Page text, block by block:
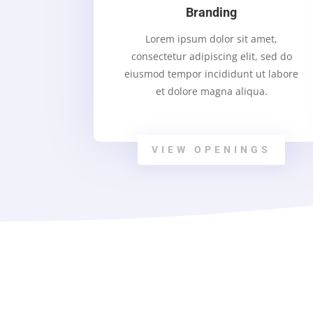
Branding
Lorem ipsum dolor sit amet,
consectetur adipiscing elit, sed do
eiusmod tempor incididunt ut labore
et dolore magna aliqua.
VIEW OPENINGS